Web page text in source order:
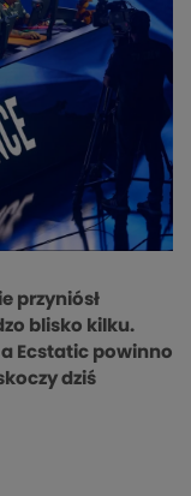
przyniósł
blisko kilku.
Ecstatic powinno
dziś